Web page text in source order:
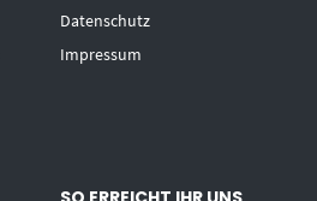
Datenschutz
Impressum